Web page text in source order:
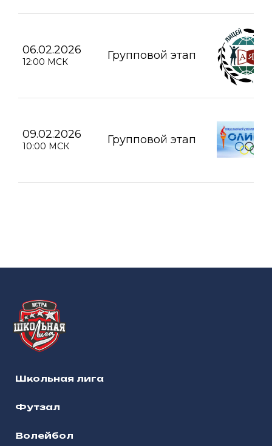
06.02.2026
12:00 МСК Групповой этап
09.02.2026
10:00 МСК Групповой этап
Школьная лига
Футзал
Волейбол